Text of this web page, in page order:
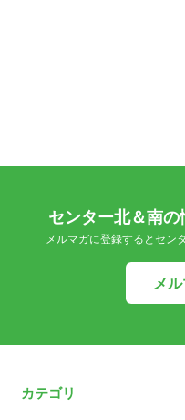
センター北＆南
メルマガに登録するとセン
メ
カテゴリ